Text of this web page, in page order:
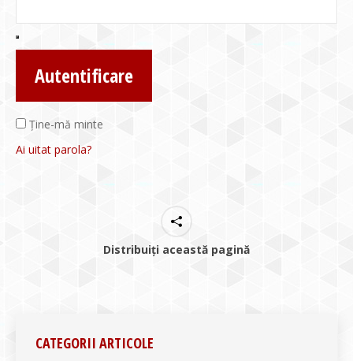
Autentificare
Ține-mă minte
Ai uitat parola?
Distribuiți această pagină
CATEGORII ARTICOLE